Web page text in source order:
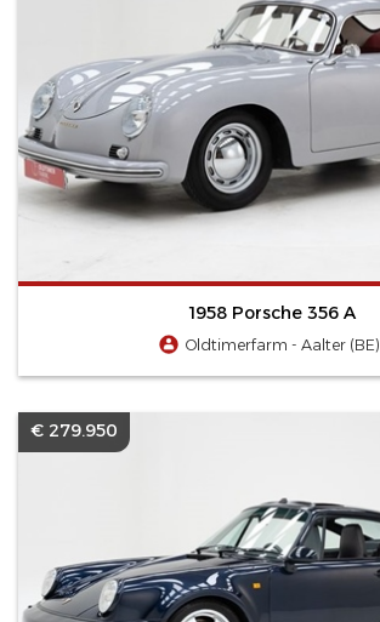
1958 Porsche 356 A
Oldtimerfarm - Aalter (BE)
€ 279.950